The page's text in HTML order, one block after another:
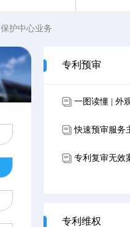
保护中心业务
专利预审
一图读懂 | 外
快速预审服务
专利复审无效
专利维权